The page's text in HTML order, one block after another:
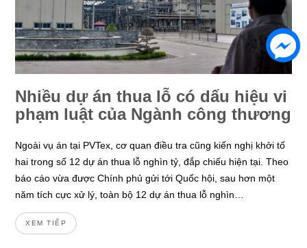
Nhiều dự án thua lỗ có dấu hiệu vi
phạm luật của Ngành công thương
Ngoài vụ án tại PVTex, cơ quan điều tra cũng kiến nghị khởi tố
hai trong số 12 dự án thua lỗ nghìn tỷ, đắp chiếu hiện tại. Theo
báo cáo vừa được Chính phủ gửi tới Quốc hội, sau hơn một
năm tích cực xử lý, toàn bộ 12 dự án thua lỗ nghìn…
XEM TIẾP